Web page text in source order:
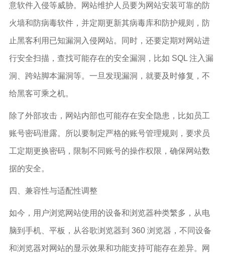
意软件入侵等威胁。网站维护人员要为网站安装可靠的防
火墙和防病毒软件，并定期更新其病毒库和防护规则，防
止黑客利用已知漏洞入侵网站。同时，还要定期对网站进
行安全扫描，查找可能存在的安全漏洞，比如 SQL 注入漏
洞、跨站脚本漏洞等。一旦发现漏洞，就要及时修复，不
给黑客可乘之机。
除了外部攻击，网站内部也可能存在安全隐患，比如员工
账号密码泄露。所以要制定严格的账号管理规则，要求员
工定期更换密码，限制不同账号的操作权限，确保网站数
据的安全。
四、兼容性与适配性调整
如今，用户浏览网站使用的设备和浏览器种类繁多，从电
脑到手机、平板，从谷歌浏览器到 360 浏览器，不同设备
和浏览器对网站的显示效果和功能支持可能存在差异。网